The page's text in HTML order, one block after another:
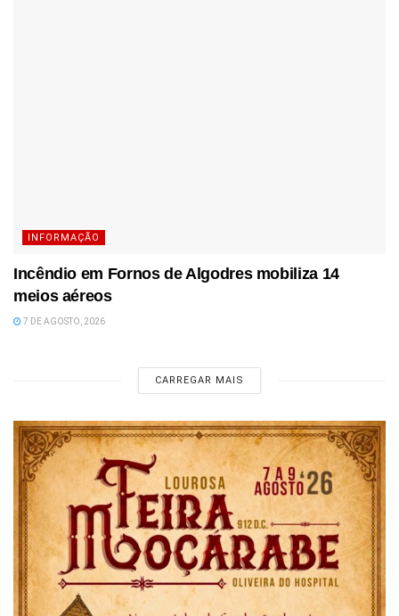
INFORMAÇÃO
Incêndio em Fornos de Algodres mobiliza 14
meios aéreos
7 DE AGOSTO, 2026
CARREGAR MAIS